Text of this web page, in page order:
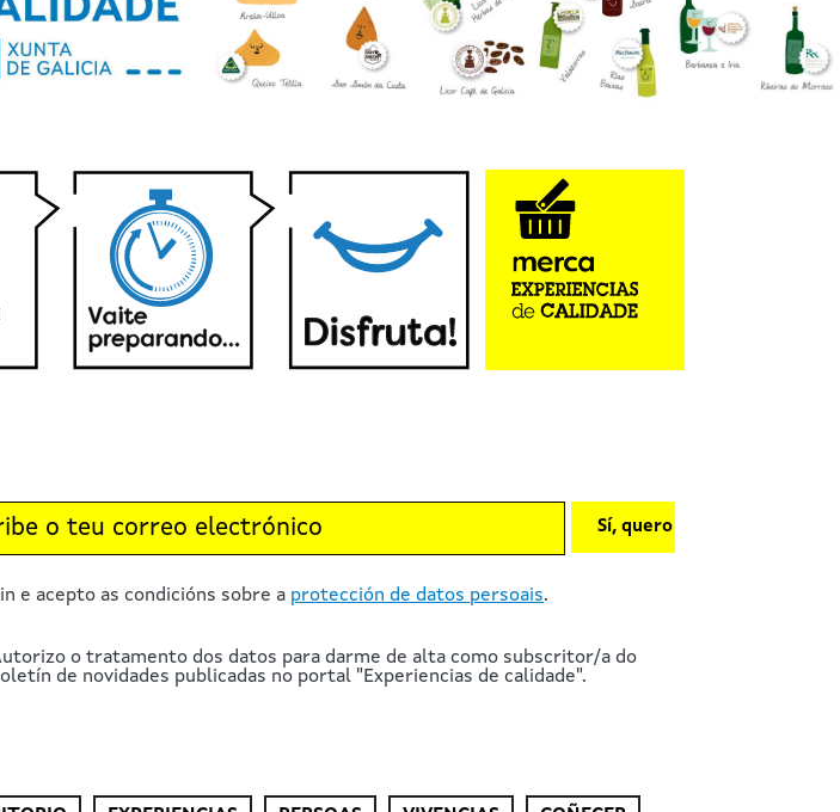
e acepto as condicións sobre a protección de datos persoais.
o tratamento dos datos para darme de alta como subscritor/a do
de novidades publicadas no portal "Experiencias de calidade".
Sí, quero